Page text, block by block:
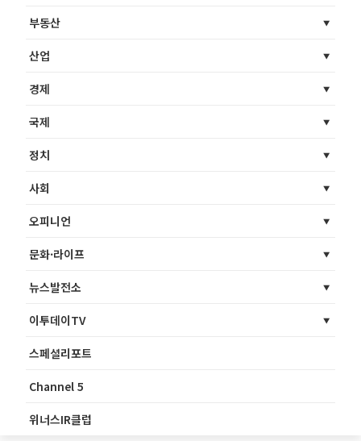
부동산
산업
경제
국제
정치
사회
오피니언
문화·라이프
뉴스발전소
이투데이TV
스페셜리포트
Channel 5
위너스IR클럽